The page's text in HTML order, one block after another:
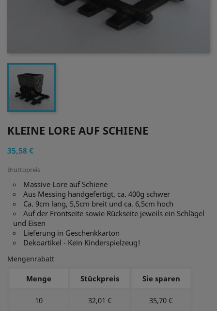
KLEINE LORE AUF SCHIENE
35,58 €
Bruttopreis
Massive Lore auf Schiene
Aus Messing handgefertigt, ca. 400g schwer
Ca. 9cm lang, 5,5cm breit und ca. 6,5cm hoch
Auf der Frontseite sowie Rückseite jeweils ein Schlägel
und Eisen
Lieferung in Geschenkkarton
Dekoartikel - Kein Kinderspielzeug!
Mengenrabatt
Menge Stückpreis Sie sparen
10 32,01 € 35,70 €